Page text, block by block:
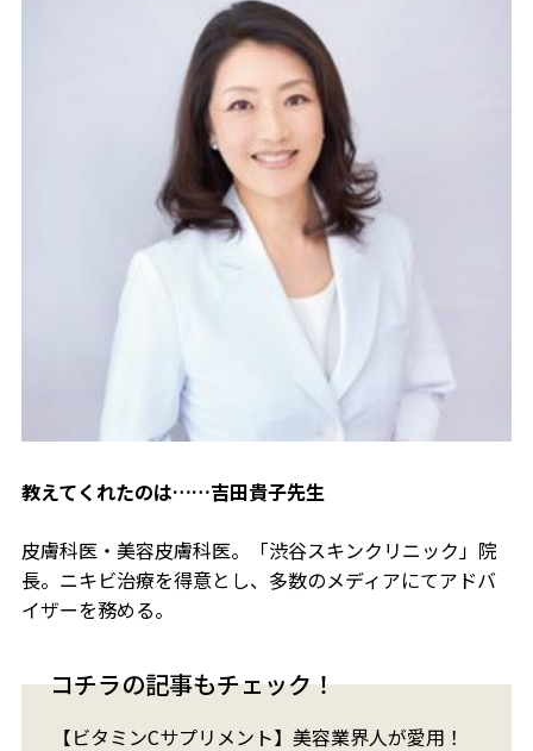
教えてくれたのは……吉田貴子先生
皮膚科医・美容皮膚科医。「渋谷スキンクリニック」院
長。ニキビ治療を得意とし、多数のメディアにてアドバ
イザーを務める。
コチラの記事もチェック！
【ビタミンCサプリメント】美容業界人が愛用！